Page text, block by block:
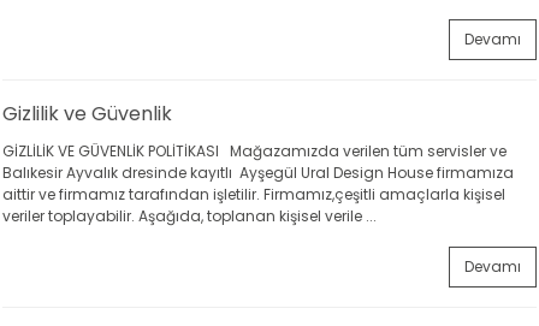
Devamı
Gizlilik ve Güvenlik
GİZLİLİK VE GÜVENLİK POLİTİKASI Mağazamızda verilen tüm servisler ve
Balıkesir Ayvalık dresinde kayıtlı Ayşegül Ural Design House firmamıza
aittir ve firmamız tarafından işletilir. Firmamız,çeşitli amaçlarla kişisel
veriler toplayabilir. Aşağıda, toplanan kişisel verile ...
Devamı